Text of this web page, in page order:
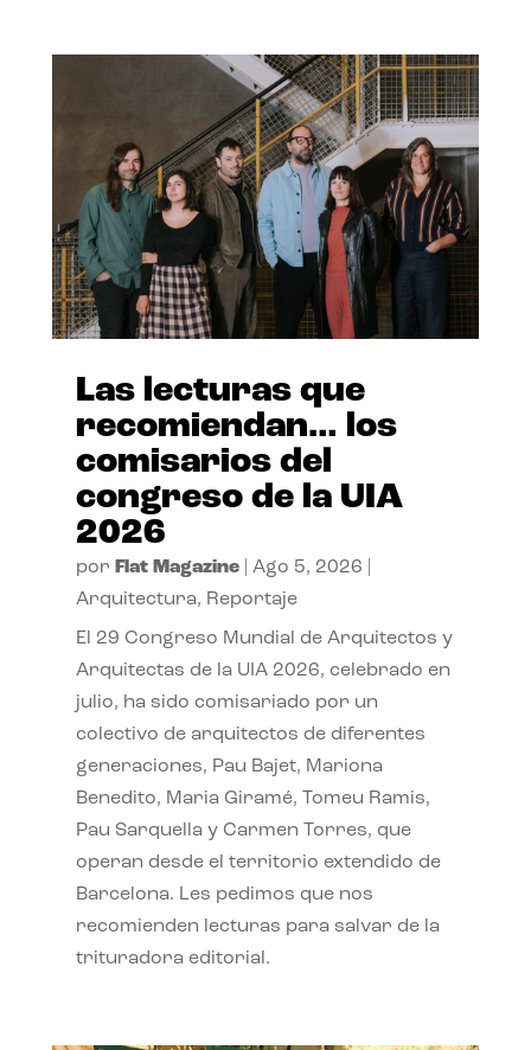
Las lecturas que
recomiendan… los
comisarios del
congreso de la UIA
2026
por Flat Magazine| Ago 5, 2026
Arquitectura, Reportaje
El 29 Congreso Mundial de Arquitectos y
Arquitectas de la UIA 2026, celebrado en
julio, ha sido comisariado por un
colectivo de arquitectos de diferentes
generaciones, Pau Bajet, Mariona
Benedito, Maria Giramé, Tomeu Ramis,
Pau Sarquella y Carmen Torres, que
operan desde el territorio extendido de
Barcelona. Les pedimos que nos
recomienden lecturas para salvar de la
trituradora editorial.